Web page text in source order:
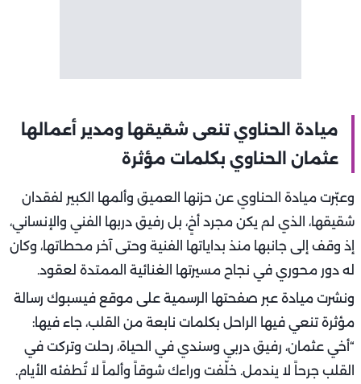
ميادة الحناوي تنعى شقيقها ومدير أعمالها
عثمان الحناوي بكلمات مؤثرة
وعبّرت ميادة الحناوي عن حزنها العميق وألمها الكبير لفقدان
شقيقها، الذي لم يكن مجرد أخٍ، بل رفيق دربها الفني والإنساني،
إذ وقف إلى جانبها منذ بداياتها الفنية وحتى آخر محطاتها، وكان
له دور محوري في نجاح مسيرتها الغنائية الممتدة لعقود.
ونشرت ميادة عبر صفحتها الرسمية على موقع فيسبوك رسالة
مؤثرة تنعي فيها الراحل بكلمات نابعة من القلب، جاء فيها:
“أخي عثمان، رفيق دربي وسندي في الحياة، رحلت وتركت في
القلب جرحاً لا يندمل. خلّفت وراءك شوقاً وألماً لا تُطفئه الأيام.